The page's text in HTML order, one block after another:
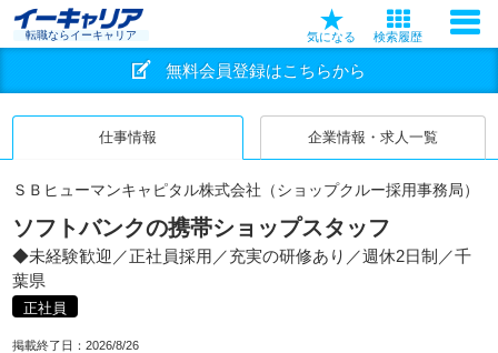
転職ならイーキャリア 気になる 検索履歴
無料会員登録はこちらから
仕事情報 企業情報・求人一覧
ＳＢヒューマンキャピタル株式会社（ショップクルー採用事務局）
ソフトバンクの携帯ショップスタッフ
◆未経験歓迎／正社員採用／充実の研修あり／週休2日制／千
葉県
正社員
掲載終了日： 2026/8/26